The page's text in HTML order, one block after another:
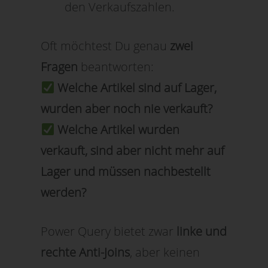
den Verkaufszahlen.
Oft möchtest Du genau zwei
Fragen beantworten:
Welche Artikel sind auf Lager,
wurden aber noch nie verkauft?
Welche Artikel wurden
verkauft, sind aber nicht mehr auf
Lager und müssen nachbestellt
werden?
Power Query bietet zwar linke und
rechte Anti-Joins, aber keinen